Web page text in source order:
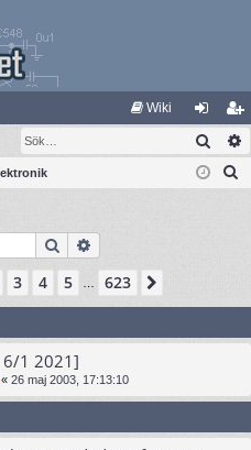
Wiki
og
ga
li
m
Sök
Sök
623
3 4 5 623
6/1 2021]
« 26 maj 2003, 17:13:10